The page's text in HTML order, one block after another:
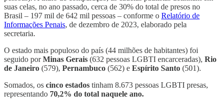
suas celas, no ano passado, cerca de 30% do total de presos no
Brasil – 197 mil de 642 mil pessoas – conforme o Relatório de
Informações Penais, de dezembro de 2023, elaborado pela
secretaria.
O estado mais populoso do país (44 milhões de habitantes) foi
seguido porMinas Gerais (632 pessoas LGBTI encarceradas), Rio
de Janeiro (579), Pernambuco (562) e Espírito Santo (501).
Somados, os cinco estados tinham 8.673 pessoas LGBTI presas,
representando 70,2% do total naquele ano.